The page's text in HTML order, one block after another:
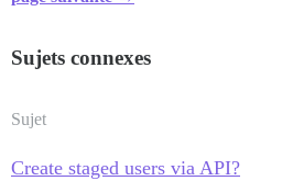
Sujets connexes
Sujet
Create staged users via API?